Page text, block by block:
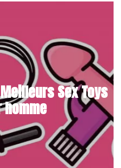
Sex Toys
homme